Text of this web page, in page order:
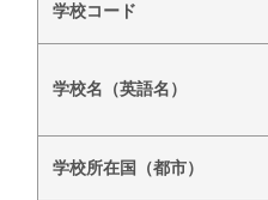
学校コード
学校名（英語名）
学校所在国（都市）